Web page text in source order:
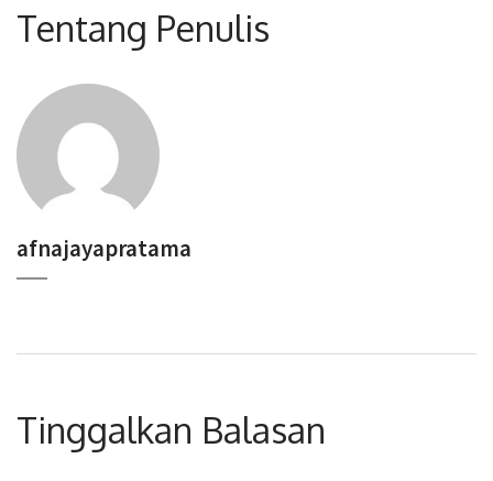
Tentang Penulis
afnajayapratama
Tinggalkan Balasan